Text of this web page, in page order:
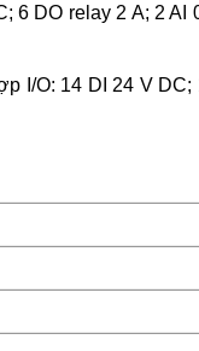
6 DO relay 2 A; 2 AI
I/O: 14 DI 24 V